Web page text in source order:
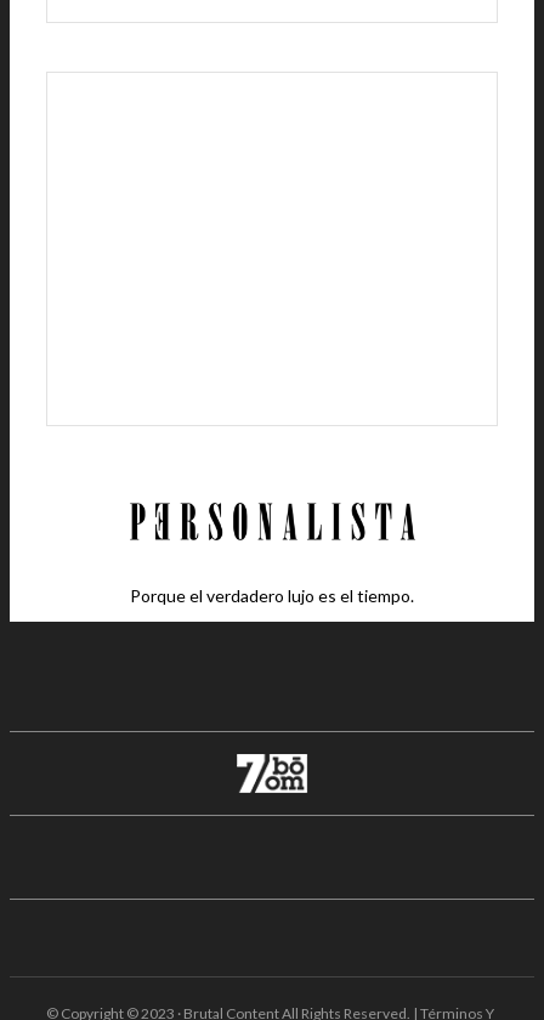
Porque el verdadero lujo es el tiempo.
© Copyright © 2023 · Brutal Content All Rights Reserved. | Términos Y